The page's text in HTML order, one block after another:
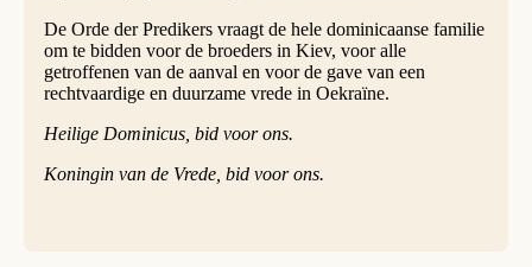
De Orde der Predikers vraagt de hele dominicaanse familie
om te bidden voor de broeders in Kiev, voor alle
getroffenen van de aanval en voor de gave van een
rechtvaardige en duurzame vrede in Oekraïne.
Heilige Dominicus, bid voor ons.
Koningin van de Vrede, bid voor ons.